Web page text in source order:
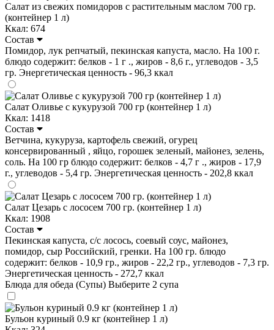
Салат из свежих помидоров с растительным маслом 700 гр.
(контейнер 1 л)
Ккал: 674
Состав
Помидор, лук репчатый, пекинская капуста, масло. На 100 г.
блюдо содержит: белков - 1 г ., жиров - 8,6 г., углеводов - 3,5
гр. Энергетическая ценность - 96,3 ккал
Салат Оливье с кукурузой 700 гр (контейнер 1 л)
Ккал: 1418
Состав
Ветчина, кукуруза, картофель свежий, огурец
консервированный , яйцо, горошек зеленый, майонез, зелень,
соль. На 100 гр блюдо содержит: белков - 4,7 г ., жиров - 17,9
г., углеводов - 5,4 гр. Энергетическая ценность - 202,8 ккал
Салат Цезарь с лососем 700 гр. (контейнер 1 л)
Ккал: 1908
Состав
Пекинская капуста, с/с лосось, соевый соус, майонез,
помидор, сыр Российский, гренки. На 100 гр. блюдо
содержит: белков - 10,9 гр., жиров - 22,2 гр., углеводов - 7,3 гр.
Энергетическая ценность - 272,7 ккал
Блюда для обеда (Супы) Выберите 2 супа
Бульон куриный 0.9 кг (контейнер 1 л)